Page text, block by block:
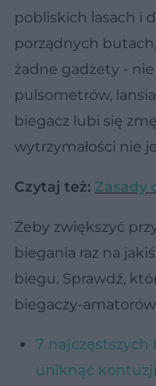
pobliskich lasach i
porządnych
żadne gadżety -
pulsometrów,
biegacz lubi się
wytrzymałości nie
Czytaj też: Zasady
Żeby zwiększyć
biegania raz na
biegu. Sprawdź,
biegaczy-
7 najczęstszych
uniknąć